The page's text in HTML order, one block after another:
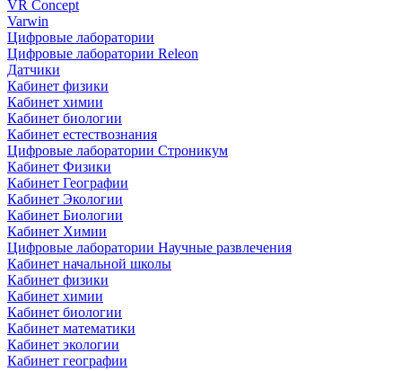
VR Concept
Varwin
Цифровые лаборатории
Цифровые лаборатории Releon
Датчики
Кабинет физики
Кабинет химии
Кабинет биологии
Кабинет естествознания
Цифровые лаборатории Строникум
Кабинет Физики
Кабинет Географии
Кабинет Экологии
Кабинет Биологии
Кабинет Химии
Цифровые лаборатории Научные развлечения
Кабинет начальной школы
Кабинет физики
Кабинет химии
Кабинет биологии
Кабинет математики
Кабинет экологии
Кабинет географии